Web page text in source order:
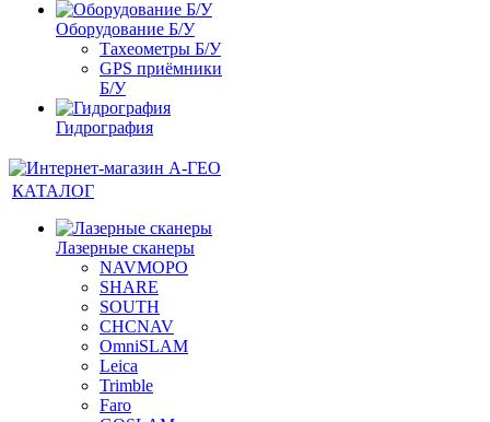
Оборудование Б/У
Тахеометры Б/У
GPS приёмники
Б/У
Гидрография
КАТАЛОГ
Лазерные сканеры
NAVMOPO
SHARE
SOUTH
CHCNAV
OmniSLAM
Leica
Trimble
Faro